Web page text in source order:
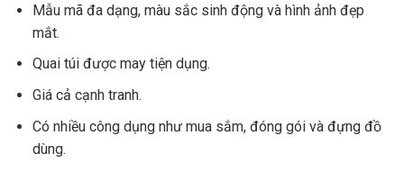
Mẫu mã đa dạng, màu sắc sinh động và hình ảnh đẹp
mắt.
Quai túi được may tiện dụng.
Giá cả cạnh tranh.
Có nhiều công dụng như mua sắm, đóng gói và đựng đồ
dùng.